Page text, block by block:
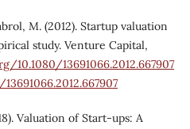
M. (2012). Startup valuation
study. Venture Capital,
10.1080/13691066.2012.667907
Valuation of Start-ups: A